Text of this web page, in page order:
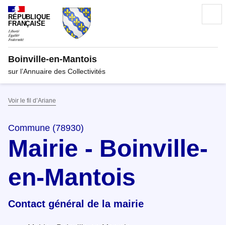
RÉPUBLIQUE
FRANÇAISE
Boinville-en-Mantois
sur l’Annuaire des Collectivités
Voir le fil d’Ariane
Commune (78930)
Mairie - Boinville-
en-Mantois
Contact général de la mairie